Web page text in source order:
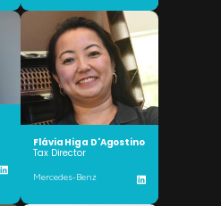
Flávia Higa D'Agostino
Tax Director
Mercedes-Benz